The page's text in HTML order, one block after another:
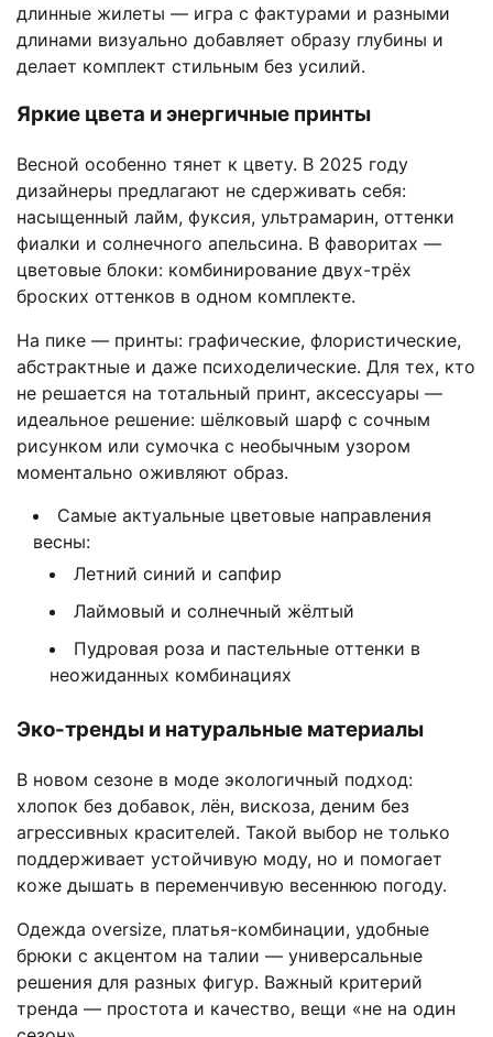
длинные жилеты — игра с фактурами и разными
длинами визуально добавляет образу глубины и
делает комплект стильным без усилий.
Яркие цвета и энергичные принты
Весной особенно тянет к цвету. В 2025 году
дизайнеры предлагают не сдерживать себя:
насыщенный лайм, фуксия, ультрамарин, оттенки
фиалки и солнечного апельсина. В фаворитах —
цветовые блоки: комбинирование двух-трёх
броских оттенков в одном комплекте.
На пике — принты: графические, флористические,
абстрактные и даже психоделические. Для тех, кто
не решается на тотальный принт, аксессуары —
идеальное решение: шёлковый шарф с сочным
рисунком или сумочка с необычным узором
моментально оживляют образ.
Самые актуальные цветовые направления
весны:
Летний синий и сапфир
Лаймовый и солнечный жёлтый
Пудровая роза и пастельные оттенки в
неожиданных комбинациях
Эко-тренды и натуральные материалы
В новом сезоне в моде экологичный подход:
хлопок без добавок, лён, вискоза, деним без
агрессивных красителей. Такой выбор не только
поддерживает устойчивую моду, но и помогает
коже дышать в переменчивую весеннюю погоду.
Одежда oversize, платья-комбинации, удобные
брюки с акцентом на талии — универсальные
решения для разных фигур. Важный критерий
тренда — простота и качество, вещи «не на один